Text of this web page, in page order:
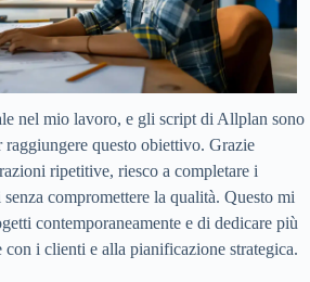
nel mio lavoro, e gli script di Allplan sono
raggiungere questo obiettivo. Grazie
ripetitive, riesco a completare i
compromettere la qualità. Questo mi
contemporaneamente e di dedicare più
i clienti e alla pianificazione strategica.